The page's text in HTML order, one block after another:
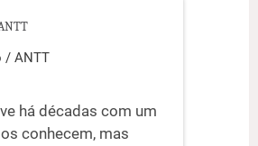
/ ANTT
há décadas com um
conhecem, mas